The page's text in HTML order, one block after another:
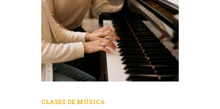
CLASES DE MÚSICA